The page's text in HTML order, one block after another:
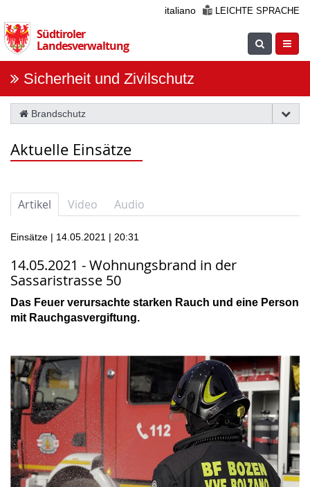
Sie
die
Navigation
italiano LEICHTE SPRACHE
Südtiroler
Landesverwaltung
Suche
Sicherheit und Zivilschutz
Brandschutz
Aktuelle Einsätze
Artikel Video Audio
Einsätze | 14.05.2021 | 20:31
14.05.2021 - Wohnungsbrand in der
Sassaristrasse 50
Das Feuer verursachte starken Rauch und eine Person
mit Rauchgasvergiftung.